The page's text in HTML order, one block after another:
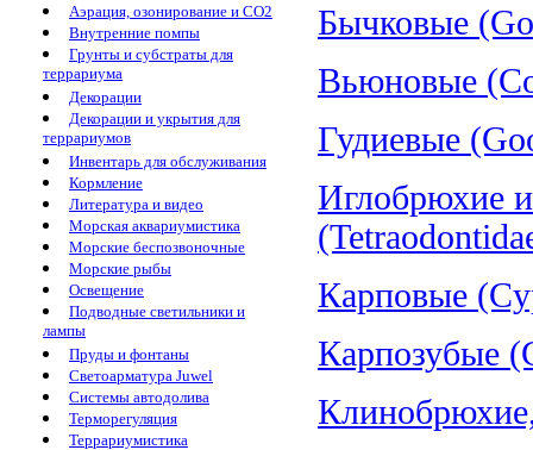
Аэрация, озонирование и CO2
Внутренние помпы
Грунты и субстраты для
террариума
Декорации
Декорации и укрытия для
террариумов
Инвентарь для обслуживания
Кормление
Литература и видео
Морская аквариумистика
Морские беспозвоночные
Морские рыбы
Освещение
Подводные светильники и
лампы
Пруды и фонтаны
Светоарматура Juwel
Системы автодолива
Терморегуляция
Террариумистика
Бычковые
Вьюновые
Гудиевые
Иглобрюхие
Карповые
Карпозубые